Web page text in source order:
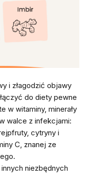
i złagodzić objawy
do diety pewne
w witaminy, minerały
walce z infekcjami:
cytryny i
C, znanej ze
niezbędnych